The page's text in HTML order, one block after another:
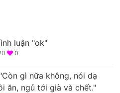
luận "ok"
0
gì nữa không, nói dạ
ăn, ngủ tới già và chết."